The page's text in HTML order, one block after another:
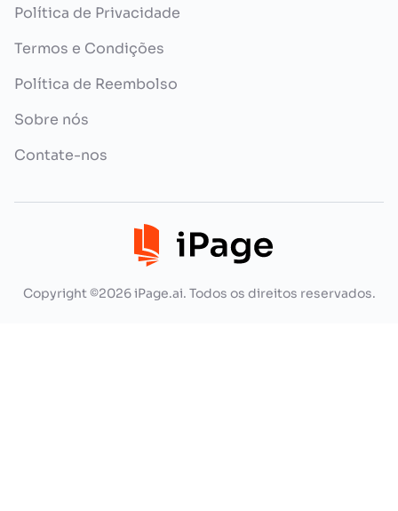
Política de Privacidade
Termos e Condições
Política de Reembolso
Sobre nós
Contate-nos
Copyright ©2026 iPage.ai. Todos os direitos reservados.